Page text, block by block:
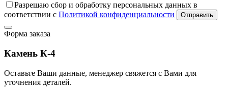
Разрешаю сбор и обработку персональных данных в
соответствии с Политикой конфиденциальности Отправить
Форма заказа
Камень К-4
Оставьте Ваши данные, менеджер свяжется с Вами для
уточнения деталей.